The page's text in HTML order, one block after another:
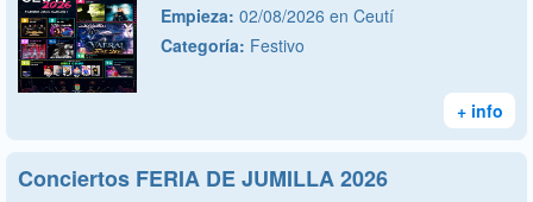
Empieza: 02/08/2026 en Ceutí
Categoría: Festivo
+ info
Conciertos FERIA DE JUMILLA 2026